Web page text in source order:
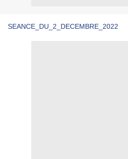
SEANCE_DU_2_DECEMBRE_2022